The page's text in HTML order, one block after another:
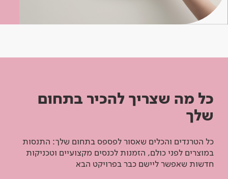
כל מה שצריך להכיר בתחום
שלך
כל הטרנדים והכלים שאסור לפספס בתחום שלך: התנסות
במוצרים לפני כולם, הזמנות לכנסים מקצועיים וטכניקות
חדשות שאפשר ליישם כבר בפרויקט הבא